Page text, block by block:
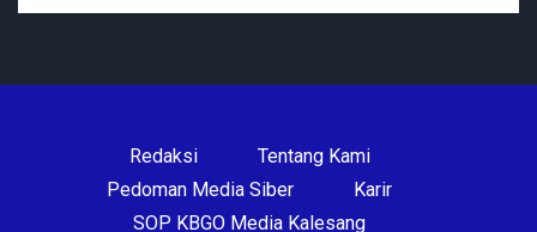
Redaksi
Tentang Kami
Pedoman Media Siber
Karir
SOP KBGO Media Kalesang